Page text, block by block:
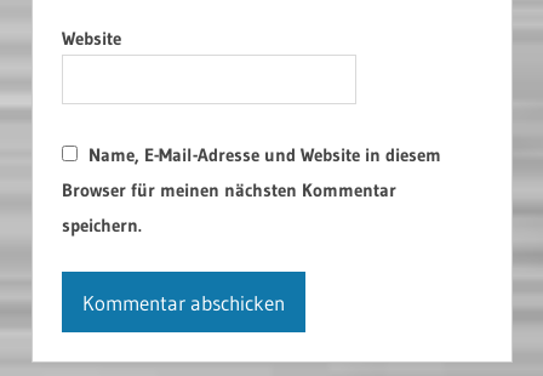
Website
Name, E-Mail-Adresse und Website in diesem
Browser für meinen nächsten Kommentar
speichern.